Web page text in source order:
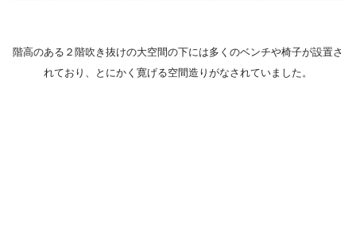
階高のある２階吹き抜けの大空間の下には多くのベンチや椅子が設置さ
れており、とにかく寛げる空間造りがなされていました。